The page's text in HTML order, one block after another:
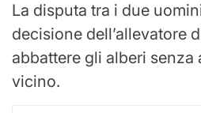
La disputa tra i due
decisione dell’allevatore
abbattere gli alberi senza
vicino.